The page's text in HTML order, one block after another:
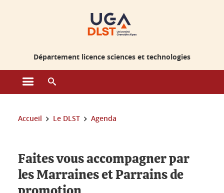
Département licence sciences et technologies
Ouvrir le menu principal
Vous êtes ici :
Accueil Le DLST Agenda
Faites vous accompagner par
les Marraines et Parrains de